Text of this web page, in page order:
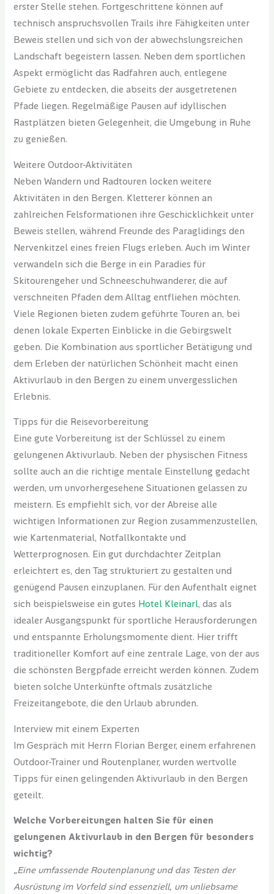
erster Stelle stehen. Fortgeschrittene können auf
technisch anspruchsvollen Trails ihre Fähigkeiten unter
Beweis stellen und sich von der abwechslungsreichen
Landschaft begeistern lassen. Neben dem sportlichen
Aspekt ermöglicht das Radfahren auch, entlegene
Gebiete zu entdecken, die abseits der ausgetretenen
Pfade liegen. Regelmäßige Pausen auf idyllischen
Rastplätzen bieten Gelegenheit, die Umgebung in Ruhe
zu genießen.
Weitere Outdoor-Aktivitäten
Neben Wandern und Radtouren locken weitere
Aktivitäten in den Bergen. Kletterer können an
zahlreichen Felsformationen ihre Geschicklichkeit unter
Beweis stellen, während Freunde des Paraglidings den
Nervenkitzel eines freien Flugs erleben. Auch im Winter
verwandeln sich die Berge in ein Paradies für
Skitourengeher und Schneeschuhwanderer, die auf
verschneiten Pfaden dem Alltag entfliehen möchten.
Viele Regionen bieten zudem geführte Touren an, bei
denen lokale Experten Einblicke in die Gebirgswelt
geben. Die Kombination aus sportlicher Betätigung und
dem Erleben der natürlichen Schönheit macht einen
Aktivurlaub in den Bergen zu einem unvergesslichen
Erlebnis.
Tipps für die Reisevorbereitung
Eine gute Vorbereitung ist der Schlüssel zu einem
gelungenen Aktivurlaub. Neben der physischen Fitness
sollte auch an die richtige mentale Einstellung gedacht
werden, um unvorhergesehene Situationen gelassen zu
meistern. Es empfiehlt sich, vor der Abreise alle
wichtigen Informationen zur Region zusammenzustellen,
wie Kartenmaterial, Notfallkontakte und
Wetterprognosen. Ein gut durchdachter Zeitplan
erleichtert es, den Tag strukturiert zu gestalten und
genügend Pausen einzuplanen. Für den Aufenthalt eignet
sich beispielsweise ein gutes Hotel Kleinarl, das als
idealer Ausgangspunkt für sportliche Herausforderungen
und entspannte Erholungsmomente dient. Hier trifft
traditioneller Komfort auf eine zentrale Lage, von der aus
die schönsten Bergpfade erreicht werden können. Zudem
bieten solche Unterkünfte oftmals zusätzliche
Freizeitangebote, die den Urlaub abrunden.
Interview mit einem Experten
Im Gespräch mit Herrn Florian Berger, einem erfahrenen
Outdoor-Trainer und Routenplaner, wurden wertvolle
Tipps für einen gelingenden Aktivurlaub in den Bergen
geteilt.
Welche Vorbereitungen halten Sie für einen
gelungenen Aktivurlaub in den Bergen für besonders
wichtig?
„Eine umfassende Routenplanung und das Testen der
Ausrüstung im Vorfeld sind essenziell, um unliebsame